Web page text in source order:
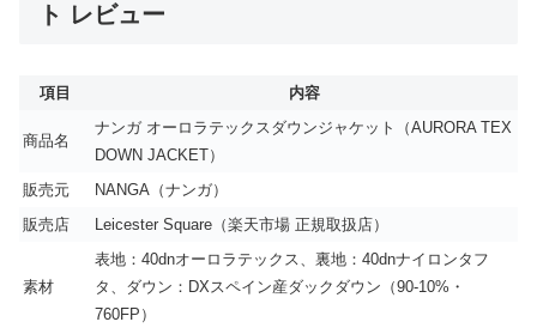
ト レビュー
項目 内容
商品名
ナンガ オーロラテックスダウンジャケット（AURORA TEX
DOWN JACKET）
販売元
NANGA（ナンガ）
販売店
Leicester Square（楽天市場 正規取扱店）
素材
表地：40dnオーロラテックス、裏地：40dnナイロンタフ
タ、ダウン：DXスペイン産ダックダウン（90-10%・
760FP）